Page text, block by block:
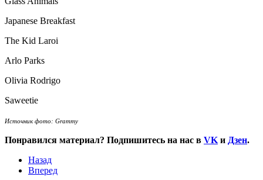
Japanese Breakfast
The Kid Laroi
Arlo Parks
Olivia Rodrigo
Saweetie
Источник фото: Grammy
Понравился материал? Подпишитесь на нас в VK и Дзен.
Назад
Вперед